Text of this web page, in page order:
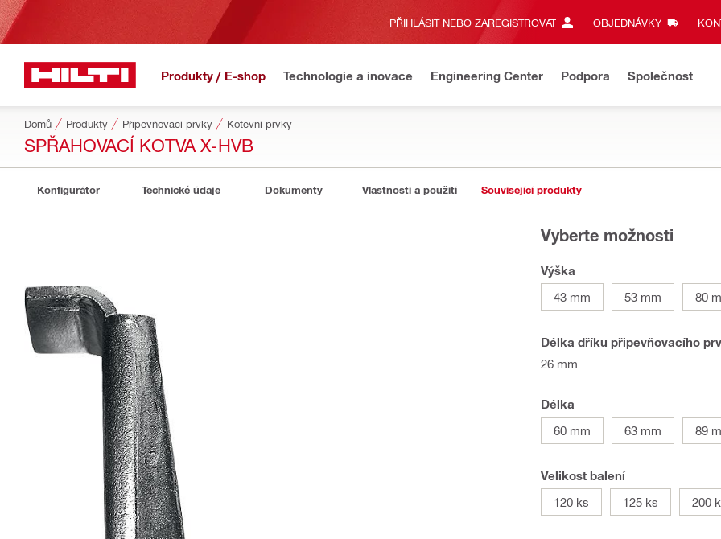
PŘIHLÁSIT NEBO ZAREGISTROVAT OBJEDNÁVKY
Produkty / E-shop Technologie a inovace Engineering Center Podpora Společnost
Domů Produkty Připevňovací prvky Kotevní prvky
SPŘAHOVACÍ KOTVA X-HVB
Konfigurátor Technické údaje Dokumenty Vlastnosti a použití Související produkty
Vyberte možnosti
Výška
43 mm
53 mm 80
Délka dříku připevňovacího
26 mm
Délka
60 mm
63 mm 89
Velikost balení
120 ks
125 ks 200